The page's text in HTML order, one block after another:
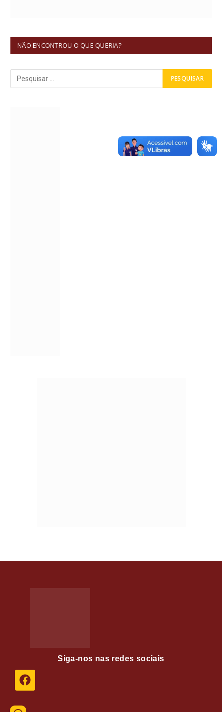
NÃO ENCONTROU O QUE QUERIA?
Siga-nos nas redes sociais